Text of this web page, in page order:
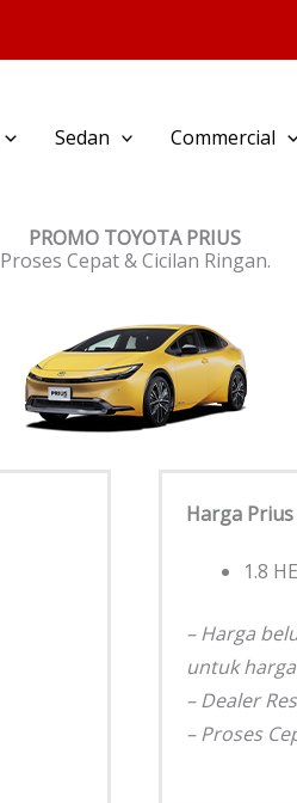
Sedan Commercial
PROMO TOYOTA PRIUS
Proses Cepat & Cicilan Ringan.
Harga Prius
1.8
– Harga
untuk
– Dealer
– Proses